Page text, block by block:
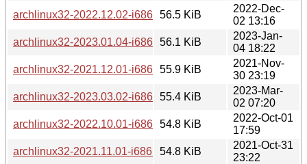
archlinux32-2022.12.02-i686.iso.torrent
56.5 KiB
2022-Dec-
02 13:16
archlinux32-2023.01.04-i686.iso.torrent
56.1 KiB
2023-Jan-
04 18:22
archlinux32-2021.12.01-i686.iso.torrent
55.9 KiB
2021-Nov-
30 23:19
archlinux32-2023.03.02-i686.iso.torrent
55.4 KiB
2023-Mar-
02 07:20
archlinux32-2022.10.01-i686.iso.torrent
54.8 KiB
2022-Oct-01
17:59
archlinux32-2021.11.01-i686.iso.torrent
54.8 KiB
2021-Oct-31
23:22